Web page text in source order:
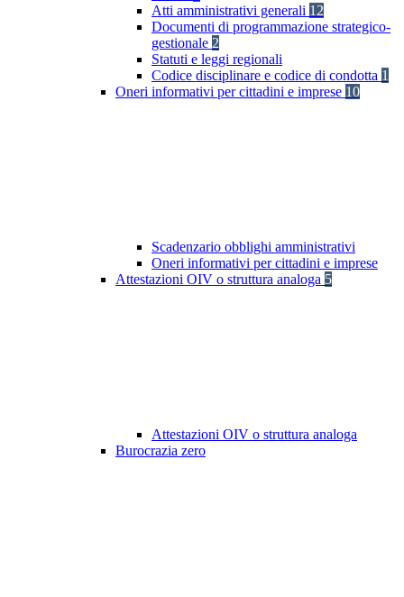
Atti amministrativi generali 12
Documenti di programmazione strategico-
gestionale 2
Statuti e leggi regionali
Codice disciplinare e codice di condotta 1
Oneri informativi per cittadini e imprese 10
Scadenzario obblighi amministrativi
Oneri informativi per cittadini e imprese
Attestazioni OIV o struttura analoga 5
Attestazioni OIV o struttura analoga
Burocrazia zero